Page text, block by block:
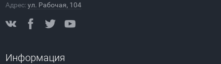
Адрес:ул. Рабочая, 104
Информация